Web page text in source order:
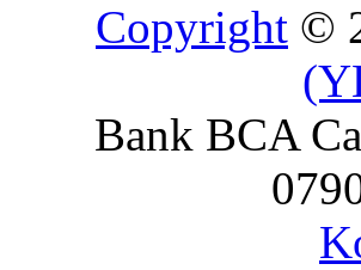
Copyright ©
Bank BCA